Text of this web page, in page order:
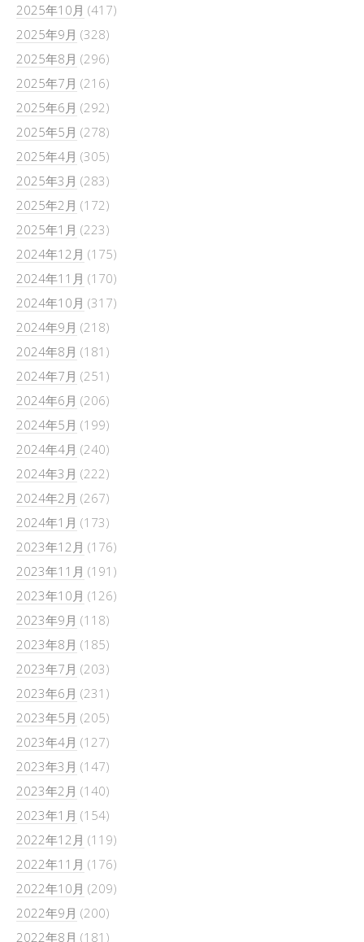
2025年10月 (417)
2025年9月 (328)
2025年8月 (296)
2025年7月 (216)
2025年6月 (292)
2025年5月 (278)
2025年4月 (305)
2025年3月 (283)
2025年2月 (172)
2025年1月 (223)
2024年12月 (175)
2024年11月 (170)
2024年10月 (317)
2024年9月 (218)
2024年8月 (181)
2024年7月 (251)
2024年6月 (206)
2024年5月 (199)
2024年4月 (240)
2024年3月 (222)
2024年2月 (267)
2024年1月 (173)
2023年12月 (176)
2023年11月 (191)
2023年10月 (126)
2023年9月 (118)
2023年8月 (185)
2023年7月 (203)
2023年6月 (231)
2023年5月 (205)
2023年4月 (127)
2023年3月 (147)
2023年2月 (140)
2023年1月 (154)
2022年12月 (119)
2022年11月 (176)
2022年10月 (209)
2022年9月 (200)
2022年8月 (181)